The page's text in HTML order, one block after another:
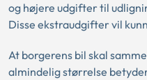
og højere udgifter til
Disse ekstraudgifter vil
At borgerens bil skal
almindelig størrelse